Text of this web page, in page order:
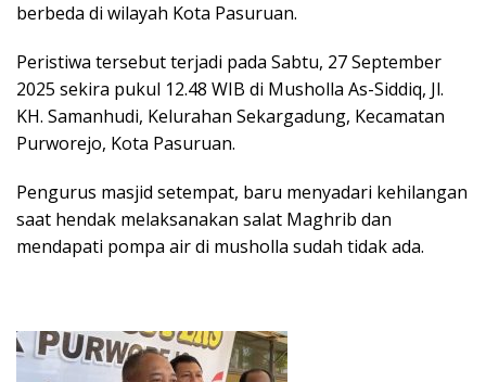
berbeda di wilayah Kota Pasuruan.
Peristiwa tersebut terjadi pada Sabtu, 27 September
2025 sekira pukul 12.48 WIB di Musholla As-Siddiq, Jl.
KH. Samanhudi, Kelurahan Sekargadung, Kecamatan
Purworejo, Kota Pasuruan.
Pengurus masjid setempat, baru menyadari kehilangan
saat hendak melaksanakan salat Maghrib dan
mendapati pompa air di musholla sudah tidak ada.